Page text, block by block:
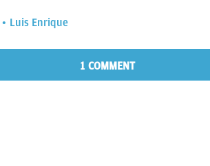
Luis Enrique
1 COMMENT